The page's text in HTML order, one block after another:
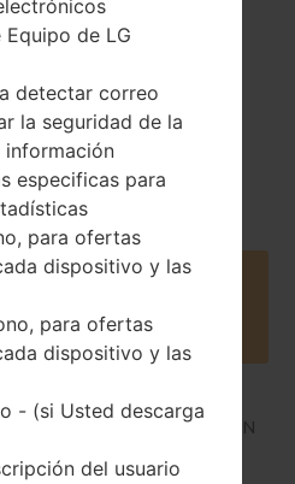
Octubre, 2016
on Amazon
LG V20 Dual LGH990N
de LG
detectar correo
la seguridad de la
información
especificas para
para ofertas
dispositivo y las
para ofertas
dispositivo y las
- (si Usted descarga
del usuario